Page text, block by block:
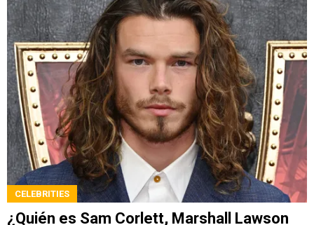
CELEBRITIES
¿Quién es Sam Corlett, Marshall Lawson